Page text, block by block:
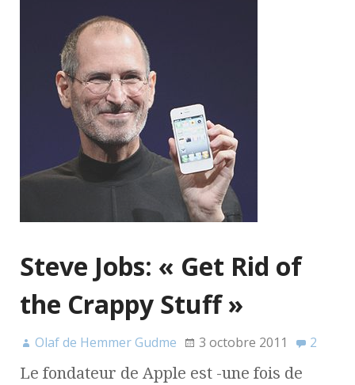
Steve Jobs: « Get Rid of
the Crappy Stuff »
Olaf de Hemmer Gudme 3 octobre 2011 2
Le fondateur de Apple est -une fois de